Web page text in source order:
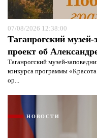
07/08/2026 12:38:00
Таганрогский
проект об
Таганрогский музей-
конкурса программы
ор...
НОВОСТИ